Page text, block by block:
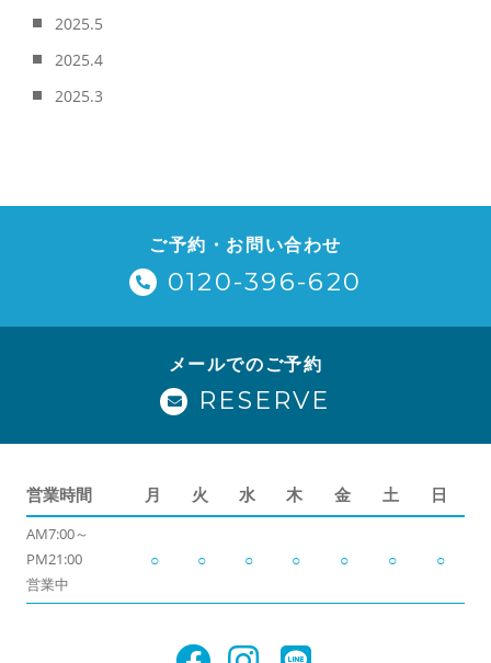
2025.5
2025.4
2025.3
ご予約・お問い合わせ
0120-396-620
メールでのご予約
RESERVE
営業時間 月 火 水 木 金 土 日
AM7:00～
PM21:00
営業中
○ ○ ○ ○ ○ ○ ○